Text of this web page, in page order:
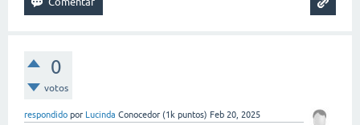
0
votos
respondido por Lucinda Conocedor (1k puntos) Feb 20, 2025